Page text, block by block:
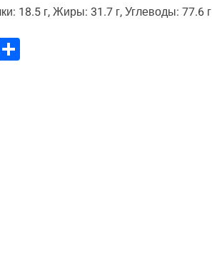
18.5 г, Жиры: 31.7 г, Углеводы: 77.6 г